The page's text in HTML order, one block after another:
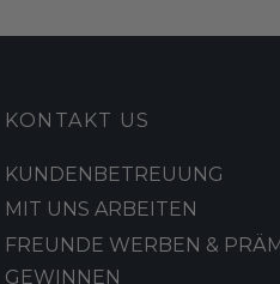
KONTAKT US
KUNDENBETREUUNG
MIT UNS ARBEITEN
FREUNDE WERBEN &
GEWINNEN